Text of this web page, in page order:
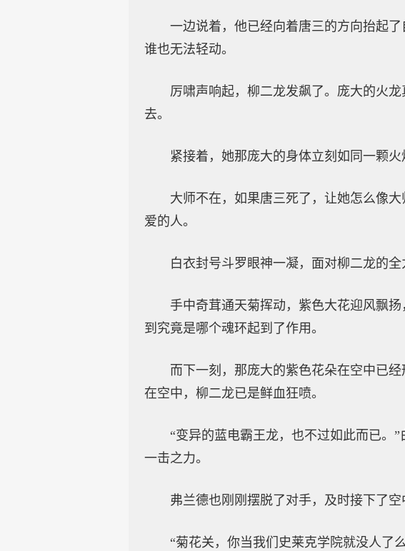
一边说着，他已经向着唐三的方向抬起
谁也无法轻动。
厉啸声响起，柳二龙发飙了。庞大的火
去。
紧接着，她那庞大的身体立刻如同一颗
大师不在，如果唐三死了，让她怎么像
爱的人。
白衣封号斗罗眼神一凝，面对柳二龙的全
手中奇茸通天菊挥动，紫色大花迎风飘
到究竟是哪个魂环起到了作用。
而下一刻，那庞大的紫色花朵在空中已
在空中，柳二龙已是鲜血狂喷。
“变异的蓝电霸王龙，也不过如此而已。
一击之力。
弗兰德也刚刚摆脱了对手，及时接下了
“菊花关，你当我们史莱克学院就没人了